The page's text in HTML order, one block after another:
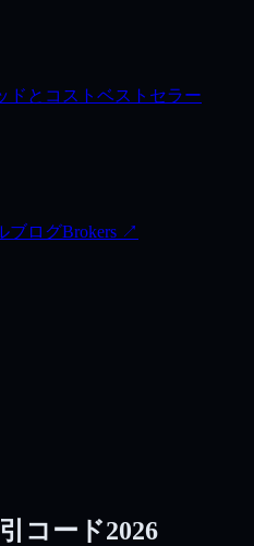
ドとコスト ベストセラー
ブログBrokers ↗
コード2026